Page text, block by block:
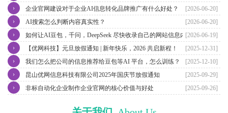
[2026-06-20]
企业官网建设对于企业AI信息转化品牌推广有什么好处？
›
[2026-06-20]
AI搜索怎么判断内容真实性？
›
[2026-06-19]
如何让AI豆包，千问，DeepSeek 尽快收录自己的网站信息内容？
›
[2025-12-31]
【优网科技】元旦放假通知 | 新年快乐，2026 共启新程！
›
[2025-12-10]
我们怎么把公司的信息推荐给豆包等AI 平台，怎么训练？
›
[2025-09-29]
昆山优网信息科技有限公司2025年国庆节放假通知
›
[2025-09-26]
非标自动化企业制作企业官网的核心价值与好处
›